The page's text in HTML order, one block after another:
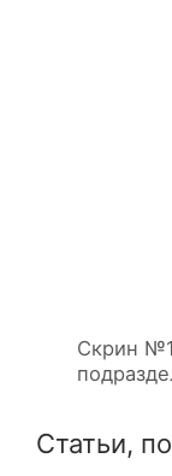
Скрин
Статьи,